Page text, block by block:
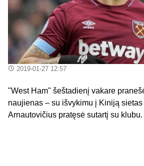
2019-01-27 12:57
"West Ham" šeštadienį vakare
naujienas – su išvykimu į Kiniją sietas
Arnautovičius pratęsė sutartį su klubu.